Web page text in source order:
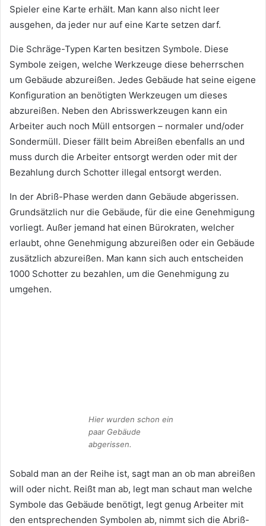
Spieler eine Karte erhält. Man kann also nicht leer
ausgehen, da jeder nur auf eine Karte setzen darf.
Die Schräge-Typen Karten besitzen Symbole. Diese
Symbole zeigen, welche Werkzeuge diese beherrschen
um Gebäude abzureißen. Jedes Gebäude hat seine eigene
Konfiguration an benötigten Werkzeugen um dieses
abzureißen. Neben den Abrisswerkzeugen kann ein
Arbeiter auch noch Müll entsorgen – normaler und/oder
Sondermüll. Dieser fällt beim Abreißen ebenfalls an und
muss durch die Arbeiter entsorgt werden oder mit der
Bezahlung durch Schotter illegal entsorgt werden.
In der Abriß-Phase werden dann Gebäude abgerissen.
Grundsätzlich nur die Gebäude, für die eine Genehmigung
vorliegt. Außer jemand hat einen Bürokraten, welcher
erlaubt, ohne Genehmigung abzureißen oder ein Gebäude
zusätzlich abzureißen. Man kann sich auch entscheiden
1000 Schotter zu bezahlen, um die Genehmigung zu
umgehen.
Hier wurden schon ein
paar Gebäude
abgerissen.
Sobald man an der Reihe ist, sagt man an ob man abreißen
will oder nicht. Reißt man ab, legt man schaut man welche
Symbole das Gebäude benötigt, legt genug Arbeiter mit
den entsprechenden Symbolen ab, nimmt sich die Abriß-